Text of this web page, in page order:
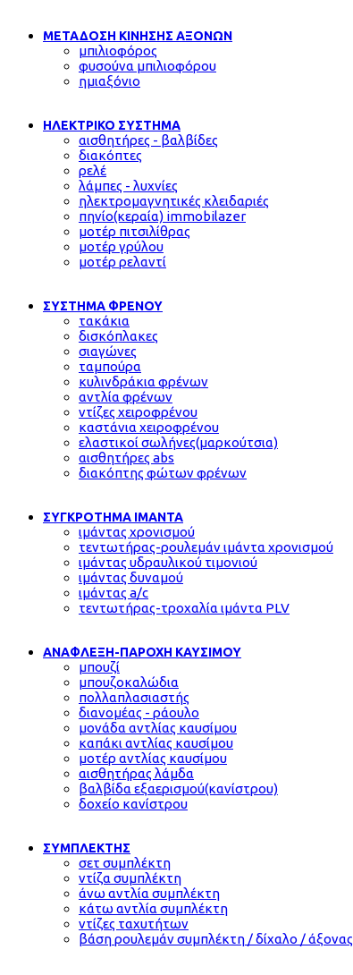
ΜΕΤΑΔΟΣΗ ΚΙΝΗΣΗΣ ΑΞΟΝΩΝ
μπιλιοφόρος
φυσούνα μπιλιοφόρου
ημιαξόνιο
ΗΛΕΚΤΡΙΚΟ ΣΥΣΤΗΜΑ
αισθητήρες - βαλβίδες
διακόπτες
ρελέ
λάμπες - λυχνίες
ηλεκτρομαγνητικές κλειδαριές
πηνίο(κεραία) immobilazer
μοτέρ πιτσιλίθρας
μοτέρ γρύλου
μοτέρ ρελαντί
ΣΥΣΤΗΜΑ ΦΡΕΝΟΥ
τακάκια
δισκόπλακες
σιαγώνες
ταμπούρα
κυλινδράκια φρένων
αντλία φρένων
ντίζες χειροφρένου
καστάνια χειροφρένου
ελαστικοί σωλήνες(μαρκούτσια)
αισθητήρες abs
διακόπτης φώτων φρένων
ΣΥΓΚΡΟΤΗΜΑ ΙΜΑΝΤΑ
ιμάντας χρονισμού
τεντωτήρας-ρουλεμάν ιμάντα χρονισμού
ιμάντας υδραυλικού τιμονιού
ιμάντας δυναμού
ιμάντας a/c
τεντωτήρας-τροχαλία ιμάντα PLV
ΑΝΑΦΛΕΞΗ-ΠΑΡΟΧΗ ΚΑΥΣΙΜΟΥ
μπουζί
μπουζοκαλώδια
πολλαπλασιαστής
διανομέας - ράουλο
μονάδα αντλίας καυσίμου
καπάκι αντλίας καυσίμου
μοτέρ αντλίας καυσίμου
αισθητήρας λάμδα
βαλβίδα εξαερισμού(κανίστρου)
δοχείο κανίστρου
ΣΥΜΠΛΕΚΤΗΣ
σετ συμπλέκτη
ντίζα συμπλέκτη
άνω αντλία συμπλέκτη
κάτω αντλία συμπλέκτη
ντίζες ταχυτήτων
βάση ρουλεμάν συμπλέκτη / δίχαλο / άξονας